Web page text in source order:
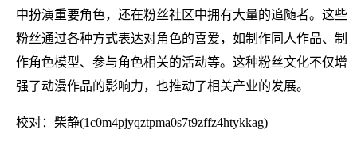
中扮演重要角色，还在粉丝社区中拥有大量的追随者。这些
粉丝通过各种方式表达对角色的喜爱，如制作同人作品、制
作角色模型、参与角色相关的活动等。这种粉丝文化不仅增
强了动漫作品的影响力，也推动了相关产业的发展。
校对：柴静(1c0m4pjyqztpma0s7t9zffz4htykkag)